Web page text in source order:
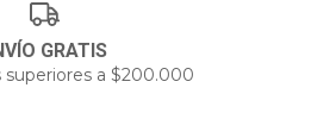
GRATIS
superiores a $200.000